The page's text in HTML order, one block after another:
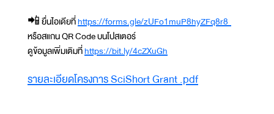
📲 ยื่นไอเดียที่https://forms.gle/zUFo1muP8hyZFq8r8
หรือสแกน QR Code บนโปสเตอร์
ดูข้อมูลเพิ่มเติมที่https://bit.ly/4cZXuGh
Document
รายละเอียดโครงการ SciShort Grant .pdf